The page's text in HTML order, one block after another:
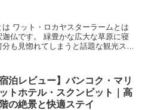
ワット・ロカヤスターラームとは
仏です。 緑豊かな広大な草原に寝
も見惚れてしまうと話題な観光スポ
宿泊レビュー】バンコク・マリ
トホテル・スクンビット｜高
の絶景と快適ステイ